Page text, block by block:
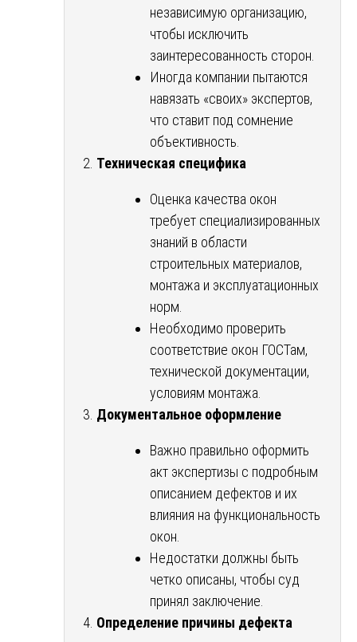
независимую организацию,
чтобы исключить
заинтересованность сторон.
Иногда компании пытаются
навязать «своих» экспертов,
что ставит под сомнение
объективность.
Техническая специфика
Оценка качества окон
требует специализированных
знаний в области
строительных материалов,
монтажа и эксплуатационных
норм.
Необходимо проверить
соответствие окон ГОСТам,
технической документации,
условиям монтажа.
Документальное оформление
Важно правильно оформить
акт экспертизы с подробным
описанием дефектов и их
влияния на функциональность
окон.
Недостатки должны быть
четко описаны, чтобы суд
принял заключение.
Определение причины дефекта